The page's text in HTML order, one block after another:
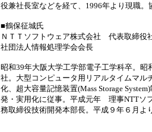
役兼社長室などを経て、1996年より現職
■鶴保征城氏
ＮＴＴソフトウェア株式会社 代表取締
社団法人情報処理学会会長
昭和39年大阪大学工学部電子工学科卒。
社。大型コンピュータ用リアルタイムマ
化、超大容量記憶装置(Mass Storage
発・実用化に従事。平成元年 理事NTTソ
務取締役技術開発本部長。平成９年６月よ